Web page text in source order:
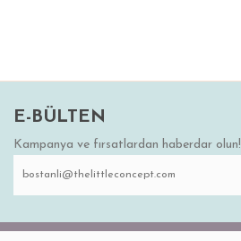
E-BÜLTEN
Kampanya ve fırsatlardan haberdar olun!